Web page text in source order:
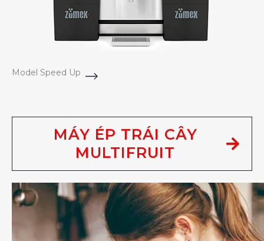
Model Speed Up
MÁY ÉP TRÁI CÂY
MULTIFRUIT